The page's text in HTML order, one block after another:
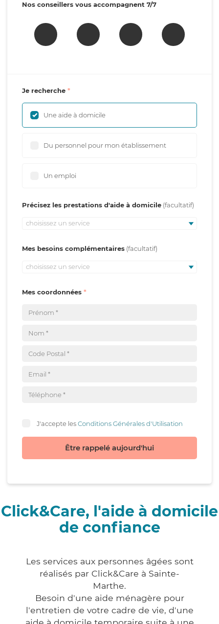
Nos conseillers vous accompagnent 7/7
Je recherche
Une aide à domicile
Du personnel pour mon établissement
Un emploi
Précisez les prestations d'aide à domicile
choisissez un service
Mes besoins complémentaires
choisissez un service
Mes coordonnées
J'accepte lesConditions Générales d'Utilisation
Être rappelé aujourd'hui
Click&Care, l'aide à domicile
de confiance
Les services aux personnes âgées sont
réalisés par Click&Care à Sainte-
Marthe.
Besoin d'une aide ménagère pour
l'entretien de votre cadre de vie, d'une